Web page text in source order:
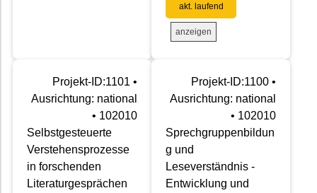
akt. laufend
anzeigen
Projekt-ID:1101 •
Ausrichtung: national
• 102010
Selbstgesteuerte
Verstehensprozesse
in forschenden
Literaturgesprächen
Projekt-ID:1100 •
Ausrichtung: national
• 102010
Sprechgruppenbildun
g und
Leseverständnis -
Entwicklung und